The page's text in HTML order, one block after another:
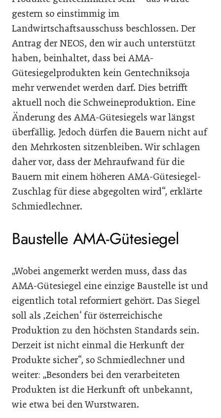
gestern so einstimmig im
Landwirtschaftsausschuss beschlossen. Der
Antrag der NEOS, den wir auch unterstützt
haben, beinhaltet, dass bei AMA-
Gütesiegelprodukten kein Gentechniksoja
mehr verwendet werden darf. Dies betrifft
aktuell noch die Schweineproduktion. Eine
Änderung des AMA-Gütesiegels war längst
überfällig. Jedoch dürfen die Bauern nicht auf
den Mehrkosten sitzenbleiben. Wir schlagen
daher vor, dass der Mehraufwand für die
Bauern mit einem höheren AMA-Gütesiegel-
Zuschlag für diese abgegolten wird“, erklärte
Schmiedlechner.
Baustelle AMA-Gütesiegel
„Wobei angemerkt werden muss, dass das
AMA-Gütesiegel eine einzige Baustelle ist und
eigentlich total reformiert gehört. Das Siegel
soll als ‚Zeichen‘ für österreichische
Produktion zu den höchsten Standards sein.
Derzeit ist nicht einmal die Herkunft der
Produkte sicher“, so Schmiedlechner und
weiter: „Besonders bei den verarbeiteten
Produkten ist die Herkunft oft unbekannt,
wie etwa bei den Wurstwaren.